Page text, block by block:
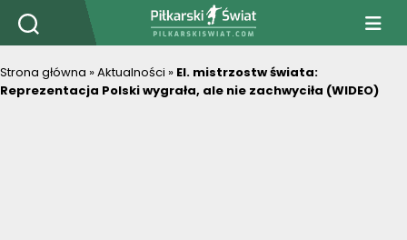
PiłkarskiSwiat.com
Strona główna »Aktualności » El. mistrzostw świata:
Reprezentacja Polski wygrała, ale nie zachwyciła (WIDEO)